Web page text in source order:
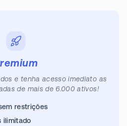
e tenha acesso imediato as
de mais de 6.000 ativos!
restrições
ilimitado